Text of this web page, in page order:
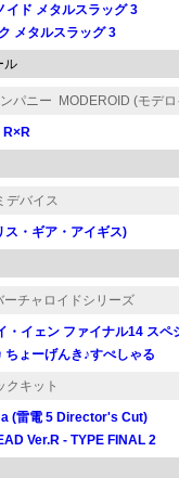
イド メタルスラッグ 3
メタルスラッグ 3
ル
パニー MODEROID (モデ
R×R
デバイス
ス・ギア・アイギス)
ーチャロイドシリーズ
・イェン ファイナル14 スペ
ちょーげんき♪すぺしゃる
クキット
(雷電 5 Director's Cut)
Ver.R - TYPE FINAL 2